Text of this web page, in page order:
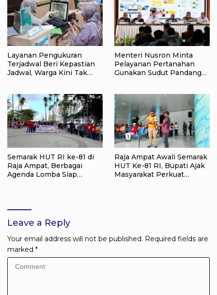
Layanan Pengukuran
Terjadwal Beri Kepastian
Jadwal, Warga Kini Tak
Menteri Nusron Minta
Pelayanan Pertanahan
Gunakan Sudut Pandang
Semarak HUT RI ke-81 di
Raja Ampat, Berbagai
Agenda Lomba Siap
Raja Ampat Awali Semarak
HUT Ke-81 RI, Bupati Ajak
Masyarakat Perkuat
Leave a Reply
Your email address will not be published. Required fields are
marked *